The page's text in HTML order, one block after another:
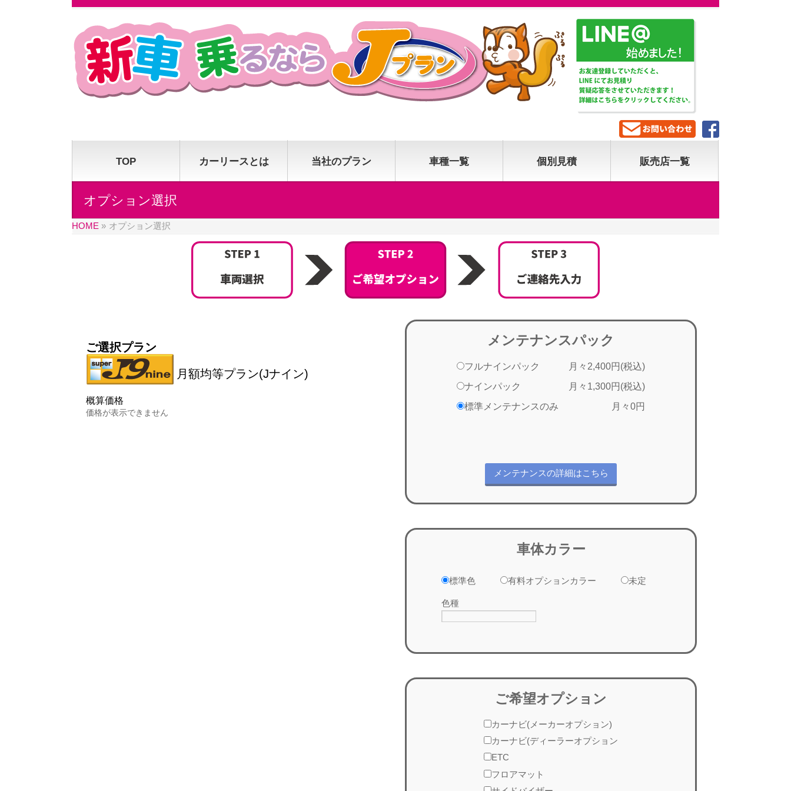
TOP カーリースとは 当社のプラン 車種一覧 個別見積 販売店一覧
オプション選択
HOME » オプション選択
ご選択プラン
月額均等プラン(Jナイン)
概算価格
価格が表示できません
メンテナンスパック
フルナインパック
月々2,400円(税込)
ナインパック
月々1,300円(税込)
標準メンテナンスのみ
月々0円
メンテナンスの詳細はこちら
車体カラー
標準色 有料オプションカラー 未定
色種
ご希望オプション
カーナビ(メーカーオプション)
カーナビ(ディーラーオプション
ETC
フロアマット